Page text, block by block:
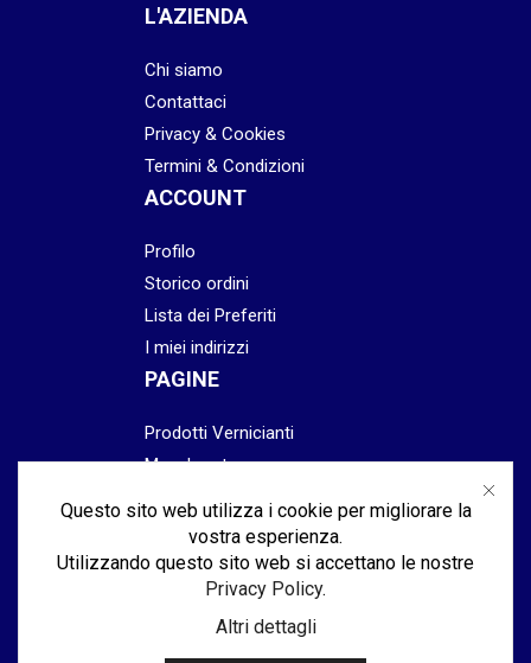
L'AZIENDA
Chi siamo
Contattaci
Privacy & Cookies
Termini & Condizioni
ACCOUNT
Profilo
Storico ordini
Lista dei Preferiti
I miei indirizzi
PAGINE
Prodotti Vernicianti
Mascheratura
Abrasivi
Lucidatura & Finitura
Attrezzatura
Questo sito web utilizza i cookie per migliorare la
vostra esperienza.
Utilizzando questo sito web si accettano le nostre
Privacy Policy.
Altri dettagli